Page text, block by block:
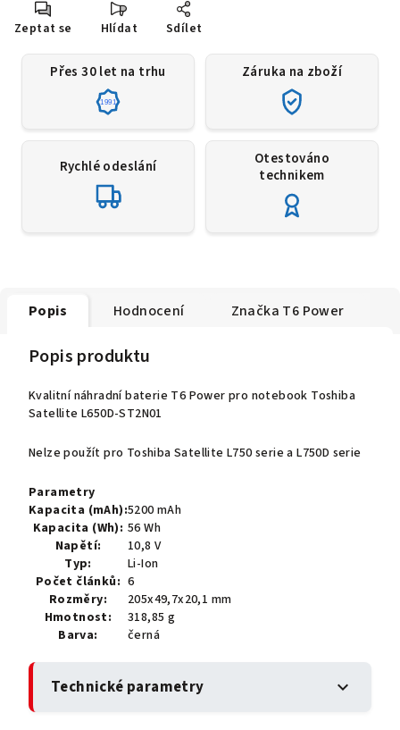
Zeptat se Hlídat Sdílet
Přes 30 let na trhu
1991
Záruka na zboží
Rychlé odeslání
Otestováno
technikem
Popis Hodnocení Značka T6 Power
Popis produktu
Kvalitní náhradní baterie T6 Power pro notebook Toshiba
Satellite L650D-ST2N01
Nelze použít pro Toshiba Satellite L750 serie a L750D serie
Parametry
Kapacita (mAh):5200 mAh
Kapacita (Wh): 56 Wh
Napětí:
10,8 V
Typ:
Li-Ion
Počet článků: 6
Rozměry:
205x49,7x20,1 mm
Hmotnost:
318,85 g
Barva:
černá
Technické parametry expand_more